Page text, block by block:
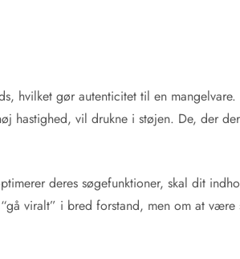
hvilket gør autenticitet til en mangelvare.
hastighed, vil drukne i støjen. De, der
deres søgefunktioner, skal dit
viralt” i bred forstand, men om at være